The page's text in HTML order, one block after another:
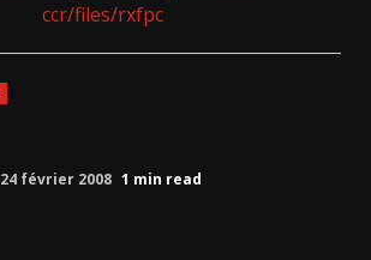
ccr/files/rxfpc
24 février 2008 1 min read